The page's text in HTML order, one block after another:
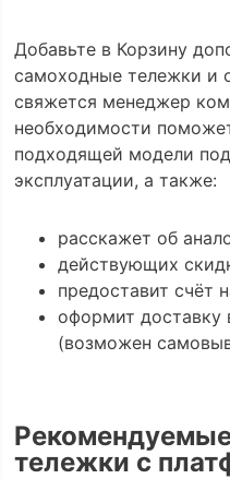
Добавьте в Корзину
самоходные тележки и
свяжется менеджер
необходимости
подходящей модели
эксплуатации, а также:
расскажет об
действующих
предоставит счёт
оформит доставку
(возможен
тележки с